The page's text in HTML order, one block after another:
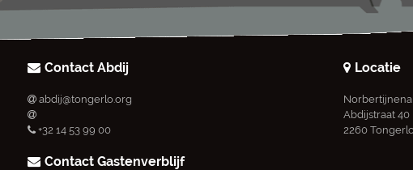
Contact Abdij
abdij@tongerlo.org
+32 14 53 99 00
Contact Gastenverblijf
Locatie
Abdijstraat 40
2260